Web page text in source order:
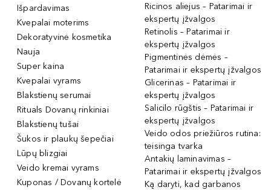
Išpardavimas
Kvepalai moterims
Dekoratyvinė kosmetika
Nauja
Super kaina
Kvepalai vyrams
Blakstienų serumai
Rituals Dovanų rinkiniai
Blakstienų tušai
Šukos ir plaukų šepečiai
Lūpų blizgiai
Veido kremai vyrams
Kuponas / Dovanų kortelė
Ricinos aliejus – Patarimai ir
ekspertų įžvalgos
Retinolis – Patarimai ir
ekspertų įžvalgos
Pigmentinės dėmės –
Patarimai ir ekspertų įžvalgos
Glicerinas – Patarimai ir
ekspertų įžvalgos
Salicilo rūgštis – Patarimai ir
ekspertų įžvalgos
Veido odos priežiūros rutina:
teisinga tvarka
Antakių laminavimas –
Patarimai ir ekspertų įžvalgos
Ką daryti, kad garbanos